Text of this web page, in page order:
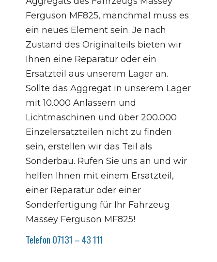
Ferguson MF825, manchmal muss es
ein neues Element sein. Je nach
Zustand des Originalteils bieten wir
Ihnen eine Reparatur oder ein
Ersatzteil aus unserem Lager an.
Sollte das Aggregat in unserem Lager
mit 10.000 Anlassern und
Lichtmaschinen und über 200.000
Einzelersatzteilen nicht zu finden
sein, erstellen wir das Teil als
Sonderbau. Rufen Sie uns an und wir
helfen Ihnen mit einem Ersatzteil,
einer Reparatur oder einer
Sonderfertigung für Ihr Fahrzeug
Massey Ferguson MF825!
Telefon 07131 – 43 111